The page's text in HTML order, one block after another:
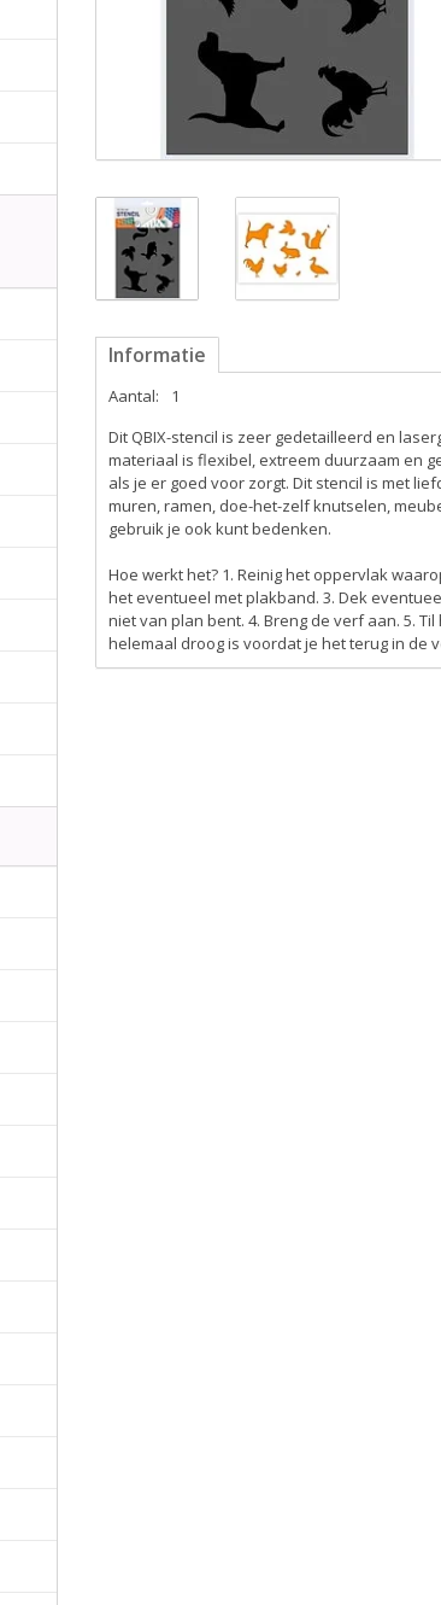
Informatie
Aantal:
1
Dit QBIX-stencil is zeer gedetailleerd en
materiaal is flexibel, extreem duurzaam en
als je er goed voor zorgt. Dit stencil is met
muren, ramen, doe-het-zelf knutselen,
gebruik je ook kunt bedenken.
Hoe werkt het? 1. Reinig het oppervlak
het eventueel met plakband. 3. Dek
niet van plan bent. 4. Breng de verf aan. 5.
helemaal droog is voordat je het terug in de